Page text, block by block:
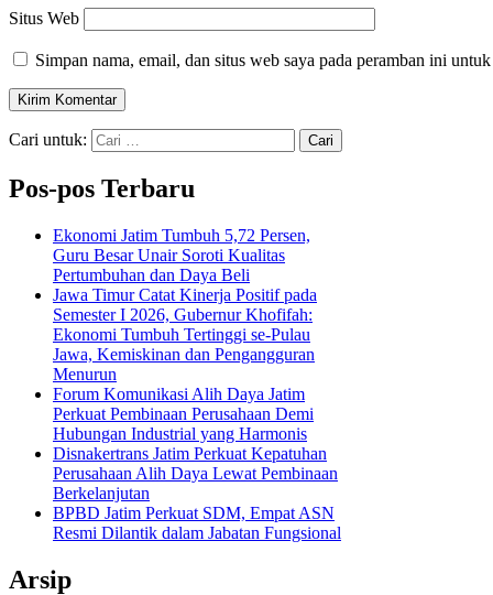
Situs Web
Simpan nama, email, dan situs web saya pada peramban ini
Cari untuk:
Pos-pos Terbaru
Ekonomi Jatim Tumbuh 5,72 Persen,
Guru Besar Unair Soroti Kualitas
Pertumbuhan dan Daya Beli
Jawa Timur Catat Kinerja Positif pada
Semester I 2026, Gubernur Khofifah:
Ekonomi Tumbuh Tertinggi se-Pulau
Jawa, Kemiskinan dan Pengangguran
Menurun
Forum Komunikasi Alih Daya Jatim
Perkuat Pembinaan Perusahaan Demi
Hubungan Industrial yang Harmonis
Disnakertrans Jatim Perkuat Kepatuhan
Perusahaan Alih Daya Lewat Pembinaan
Berkelanjutan
BPBD Jatim Perkuat SDM, Empat ASN
Resmi Dilantik dalam Jabatan Fungsional
Arsip